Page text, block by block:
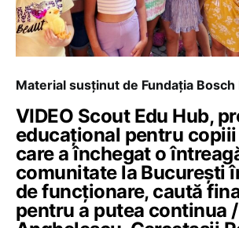
Material susținut de Fundația Bosch
VIDEO Scout Edu Hub,
educațional pentru
care a închegat o
comunitate la București
de funcționare, caută
pentru a putea continua